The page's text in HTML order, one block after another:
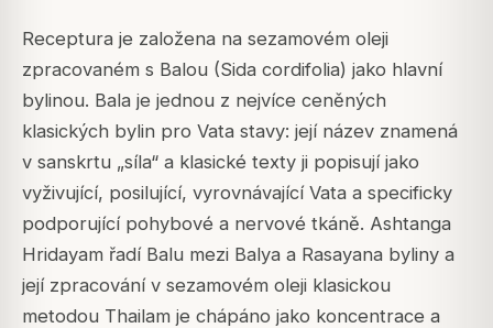
Receptura je založena na sezamovém oleji
zpracovaném s Balou (Sida cordifolia) jako hlavní
bylinou. Bala je jednou z nejvíce ceněných
klasických bylin pro Vata stavy: její název znamená
v sanskrtu „síla“ a klasické texty ji popisují jako
vyživující, posilující, vyrovnávající Vata a specificky
podporující pohybové a nervové tkáně. Ashtanga
Hridayam řadí Balu mezi Balya a Rasayana byliny a
její zpracování v sezamovém oleji klasickou
metodou Thailam je chápáno jako koncentrace a